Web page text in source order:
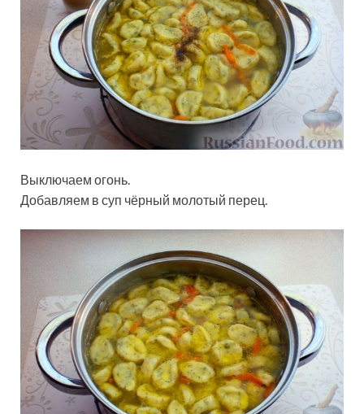
Выключаем огонь.
Добавляем в суп чёрный молотый перец.